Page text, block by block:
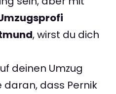
, wirst du dich
deinen Umzug
dass Pernik